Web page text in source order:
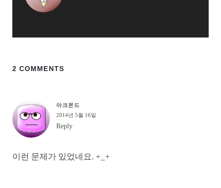
2 COMMENTS
아크몬드
2014년 5월 16일
Reply
이런 문제가 있었네요. +_+